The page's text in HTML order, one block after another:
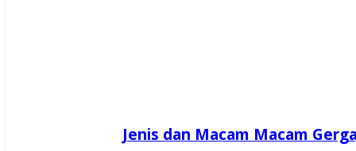
Jenis dan Macam Macam